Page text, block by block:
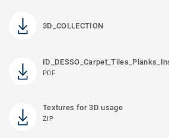
3D_COLLECTION
PDF
Textures for 3D usage
ZIP